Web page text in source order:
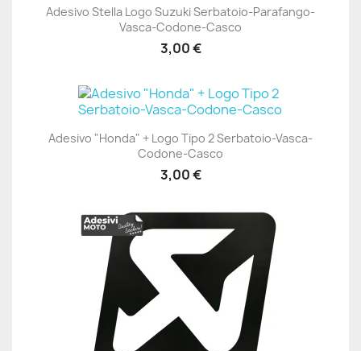
Adesivo Stella Logo Suzuki Serbatoio-Parafango-
Vasca-Codone-Casco
3,00 €
Adesivo "Honda" + Logo Tipo 2 Serbatoio-Vasca-
Codone-Casco
3,00 €